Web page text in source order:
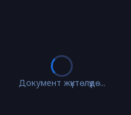
Документ жүктөлүүдө...